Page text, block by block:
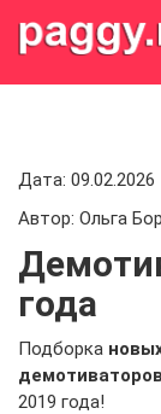
Дата: 09.02.2026
Автор: Ольга
года
Подборка
демотиваторов
2019 года!